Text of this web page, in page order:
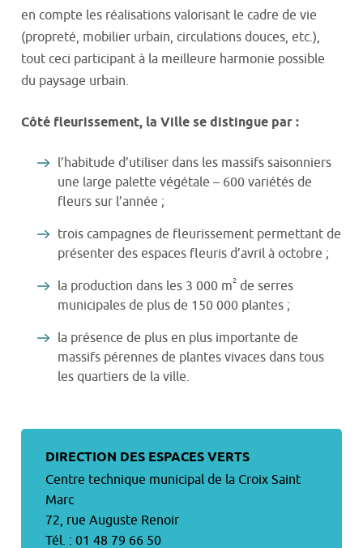
en compte les réalisations valorisant le cadre de vie
(propreté, mobilier urbain, circulations douces, etc.),
tout ceci participant à la meilleure harmonie possible
du paysage urbain.
Côté fleurissement, la Ville se distingue par :
l’habitude d’utiliser dans les massifs saisonniers
une large palette végétale – 600 variétés de
fleurs sur l’année ;
trois campagnes de fleurissement permettant de
présenter des espaces fleuris d’avril à octobre ;
la production dans les 3 000 m2 de serres
municipales de plus de 150 000 plantes ;
la présence de plus en plus importante de
massifs pérennes de plantes vivaces dans tous
les quartiers de la ville.
DIRECTION DES ESPACES VERTS
Centre technique municipal de la Croix Saint
Marc
72, rue Auguste Renoir
Tél. : 01 48 79 66 50